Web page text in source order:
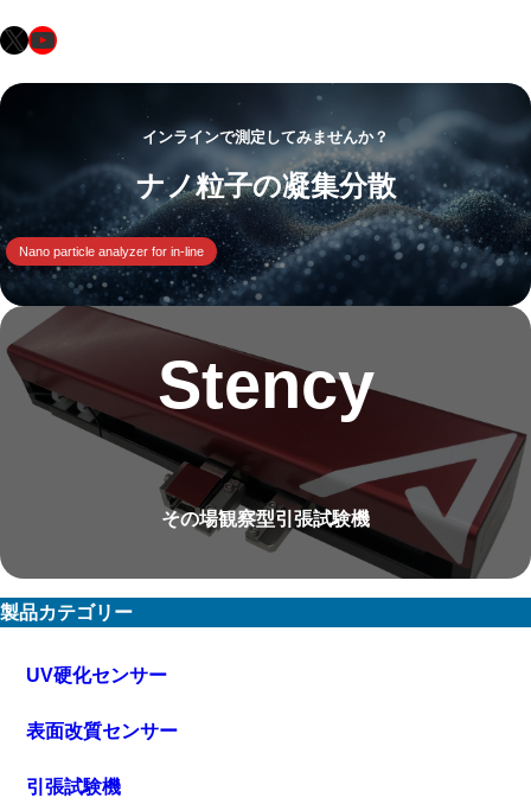
X YouTube
インラインで測定してみませんか？
ナノ粒子の凝集分散
Nano particle analyzer for in-line
Stency
その場観察型引張試験機
製品カテゴリー
UV硬化センサー
表面改質センサー
引張試験機